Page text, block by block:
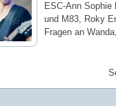
ESC-Ann
und M83, Roky
Fragen an